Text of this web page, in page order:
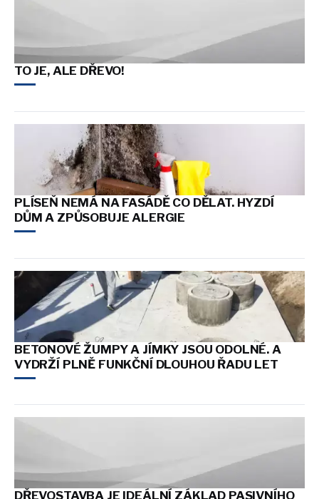
TO JE, ALE DŘEVO!
PLÍSEŇ NEMÁ NA FASÁDĚ CO DĚLAT. HYZDÍ
DŮM A ZPŮSOBUJE ALERGIE
BETONOVÉ ŽUMPY A JÍMKY JSOU ODOLNÉ. A
VYDRŽÍ PLNĚ FUNKČNÍ DLOUHOU ŘADU LET
DŘEVOSTAVBA JE IDEÁLNÍ ZÁKLAD PASIVNÍHO